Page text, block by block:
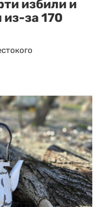
избили и
за 170